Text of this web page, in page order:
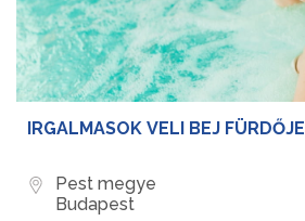
IRGALMASOK VELI BEJ FÜRDŐJE
Pest megye
Budapest